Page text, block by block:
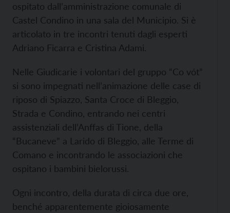
ospitato dall’amministrazione comunale di
Castel Condino in una sala del Municipio. Si è
articolato in tre incontri tenuti dagli esperti
Adriano Ficarra e Cristina Adami.
Nelle Giudicarie i volontari del gruppo “Co vót”
si sono impegnati nell’animazione delle case di
riposo di Spiazzo, Santa Croce di Bleggio,
Strada e Condino, entrando nei centri
assistenziali dell’Anffas di Tione, della
“Bucaneve” a Larido di Bleggio, alle Terme di
Comano e incontrando le associazioni che
ospitano i bambini bielorussi.
Ogni incontro, della durata di circa due ore,
benché apparentemente gioiosamente